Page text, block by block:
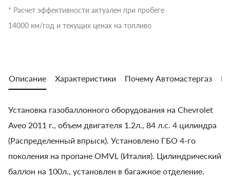
* Расчет эффективности актуален при пробеге
14000 км/год и текущих ценах на топливо
Описание Характеристики Почему Автомастергаз
Установка газобаллонного оборудования на Chevrolet
Aveo 2011 г., объем двигателя 1.2л., 84 л.с. 4 цилиндра
(Распределенный впрыск). Установлено ГБО 4-го
поколения на пропане OMVL (Италия). Цилиндрический
баллон на 100л., установлен в багажное отделение.